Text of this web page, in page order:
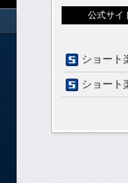
公式サイ
ショート
ショート